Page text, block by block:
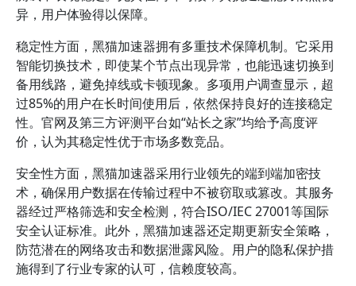
异，用户体验得以保障。
稳定性方面，黑猫加速器拥有多重技术保障机制。它采用
智能切换技术，即使某个节点出现异常，也能迅速切换到
备用线路，避免掉线或卡顿现象。多项用户调查显示，超
过85%的用户在长时间使用后，依然保持良好的连接稳定
性。官网及第三方评测平台如“站长之家”均给予高度评
价，认为其稳定性优于市场多数竞品。
安全性方面，黑猫加速器采用行业领先的端到端加密技
术，确保用户数据在传输过程中不被窃取或篡改。其服务
器经过严格筛选和安全检测，符合ISO/IEC 27001等国际
安全认证标准。此外，黑猫加速器还定期更新安全策略，
防范潜在的网络攻击和数据泄露风险。用户的隐私保护措
施得到了行业专家的认可，信赖度较高。